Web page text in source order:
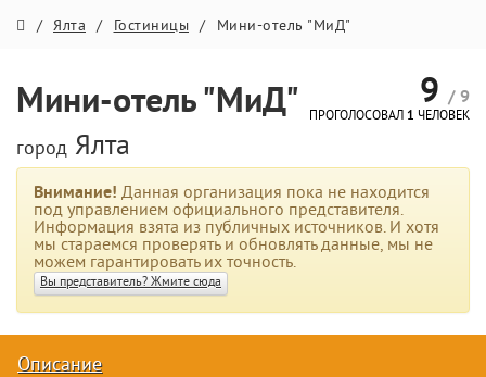
/ Ялта / Гостиницы / Мини-отель "МиД"
Мини-отель "МиД"
город Ялта
9 / 9
ПРОГОЛОСОВАЛ 1 ЧЕЛОВЕК
Внимание! Данная организация пока не находится
под управлением официального представителя.
Информация взята из публичных источников. И хотя
мы стараемся проверять и обновлять данные, мы не
можем гарантировать их точность.
Вы представитель? Жмите сюда
Описание